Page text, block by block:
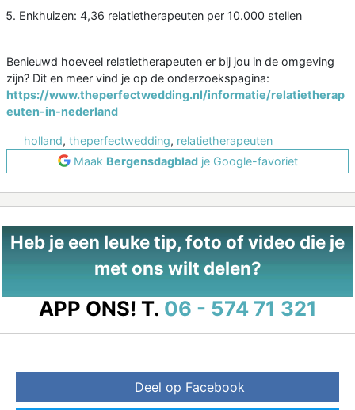
Enkhuizen: 4,36 relatietherapeuten per 10.000 stellen
Benieuwd hoeveel relatietherapeuten er bij jou in de omgeving
zijn? Dit en meer vind je op de onderzoekspagina:
https://www.theperfectwedding.nl/informatie/relatietherap
euten-in-nederland
holland, theperfectwedding, relatietherapeuten
Maak Bergensdagbladje Google-favoriet
Heb je een leuke tip, foto of video die je
met ons wilt delen?
APP ONS! T. 06 - 574 71 321
Deel op Facebook